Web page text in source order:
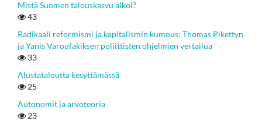
Mistä Suomen talouskasvu alkoi?
43
Radikaali reformismi ja kapitalismin kumous: Thomas Pikettyn
ja Yanis Varoufakiksen poliittisten ohjelmien vertailua
33
Alustataloutta kesyttämässä
25
Autonomit ja arvoteoria
23